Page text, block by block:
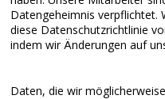
Datengeheimnis verpflichtet.
diese Datenschutzrichtlinie
indem wir Änderungen auf
Daten, die wir